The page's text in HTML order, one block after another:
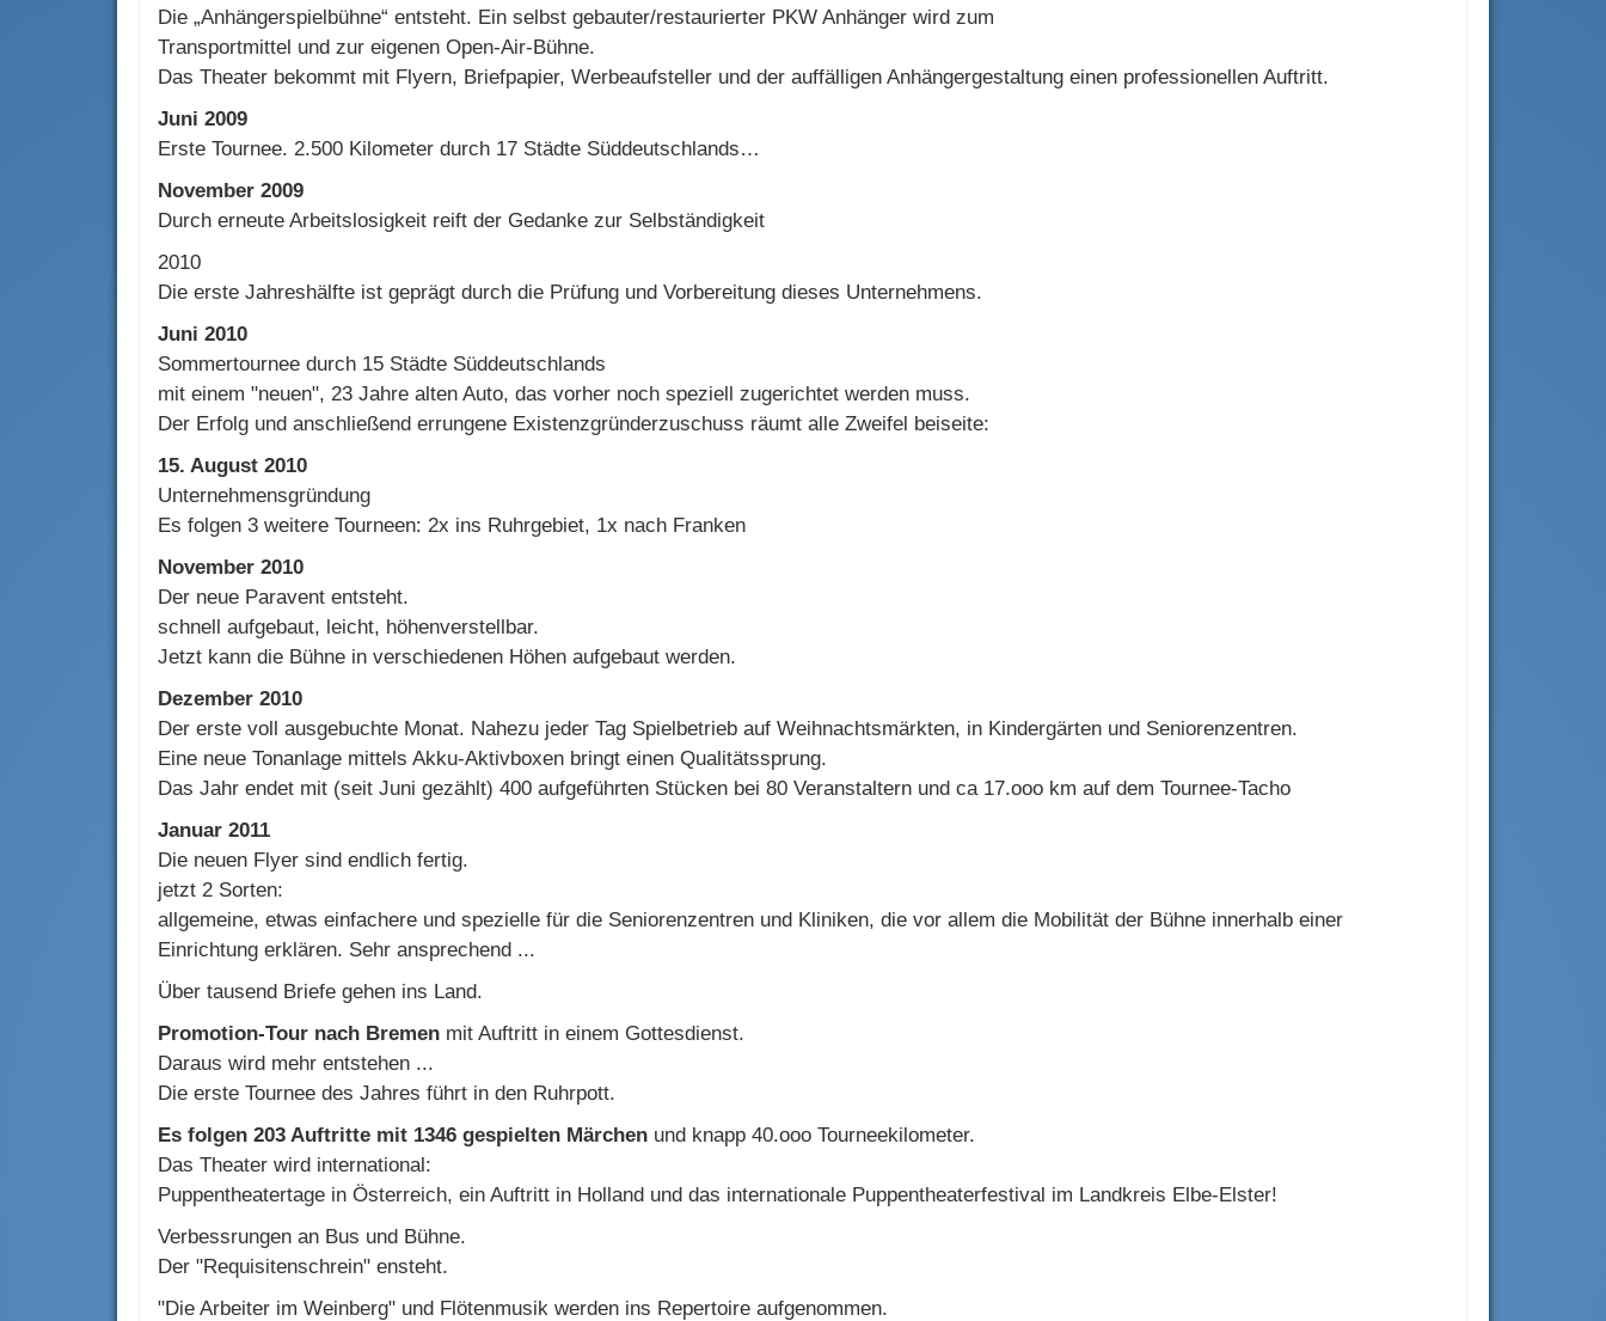
Die „Anhängerspielbühne“ entsteht. Ein selbst gebauter/restaurierter PKW Anhänger wird zum
Transportmittel und zur eigenen Open-Air-Bühne.
Das Theater bekommt mit Flyern, Briefpapier, Werbeaufsteller und der auffälligen Anhängergestaltung einen professionellen Auftritt.
Juni 2009
Erste Tournee. 2.500 Kilometer durch 17 Städte Süddeutschlands…
November 2009
Durch erneute Arbeitslosigkeit reift der Gedanke zur Selbständigkeit
2010
Die erste Jahreshälfte ist geprägt durch die Prüfung und Vorbereitung dieses Unternehmens.
Juni 2010
Sommertournee durch 15 Städte Süddeutschlands
mit einem "neuen", 23 Jahre alten Auto, das vorher noch speziell zugerichtet werden muss.
Der Erfolg und anschließend errungene Existenzgründerzuschuss räumt alle Zweifel beiseite:
15. August 2010
Unternehmensgründung
Es folgen 3 weitere Tourneen: 2x ins Ruhrgebiet, 1x nach Franken
November 2010
Der neue Paravent entsteht.
schnell aufgebaut, leicht, höhenverstellbar.
Jetzt kann die Bühne in verschiedenen Höhen aufgebaut werden.
Dezember 2010
Der erste voll ausgebuchte Monat. Nahezu jeder Tag Spielbetrieb auf Weihnachtsmärkten, in Kindergärten und Seniorenzentren.
Eine neue Tonanlage mittels Akku-Aktivboxen bringt einen Qualitätssprung.
Das Jahr endet mit (seit Juni gezählt) 400 aufgeführten Stücken bei 80 Veranstaltern und ca 17.ooo km auf dem Tournee-Tacho
Januar 2011
Die neuen Flyer sind endlich fertig.
jetzt 2 Sorten:
allgemeine, etwas einfachere und spezielle für die Seniorenzentren und Kliniken, die vor allem die Mobilität der Bühne innerhalb einer
Einrichtung erklären. Sehr ansprechend ...
Über tausend Briefe gehen ins Land.
Promotion-Tour nach Bremen mit Auftritt in einem Gottesdienst.
Daraus wird mehr entstehen ...
Die erste Tournee des Jahres führt in den Ruhrpott.
Es folgen 203 Auftritte mit 1346 gespielten Märchen und knapp 40.ooo Tourneekilometer.
Das Theater wird international:
Puppentheatertage in Österreich, ein Auftritt in Holland und das internationale Puppentheaterfestival im Landkreis Elbe-Elster!
Verbessrungen an Bus und Bühne.
Der "Requisitenschrein" ensteht.
"Die Arbeiter im Weinberg" und Flötenmusik werden ins Repertoire aufgenommen.